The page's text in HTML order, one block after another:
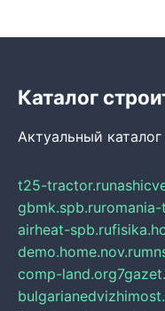
Каталог
Актуальный
t25-tractor.ru
gbmk.spb.ru
airheat-spb.ru
demo.home.nov.ru
comp-land.org